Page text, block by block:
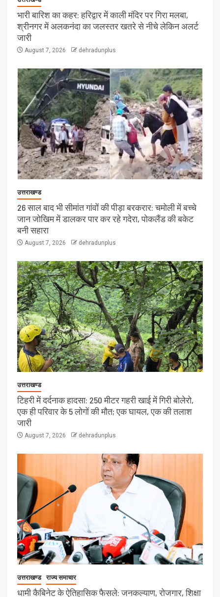
भारी बारिश का कहर: हरिद्वार में काली मंदिर पर गिरा मलबा,
श्रीनगर में अलकनंदा का जलस्तर खतरे से नीचे लेकिन अलर्ट
जारी
August 7, 2026 dehradunplus
उत्तराखण्ड
26 साल बाद भी सीमांत गांवों की पीड़ा बरकरार: चमोली में बच्चे
जान जोखिम में डालकर पार कर रहे गदेरा, पोकलैंड की बकेट
बनी सहारा
August 7, 2026 dehradunplus
उत्तराखण्ड
टिहरी में दर्दनाक हादसा: 250 मीटर गहरी खाई में गिरी बोलेरो,
एक ही परिवार के 5 लोगों की मौत; एक घायल, एक की तलाश
जारी
August 7, 2026 dehradunplus
उत्तराखण्ड राज्य समाचार
धामी कैबिनेट के ऐतिहासिक फैसले: जनकल्याण, रोजगार, शिक्षा